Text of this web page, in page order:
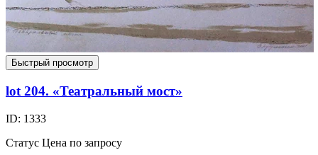
Быстрый просмотр
lot 204. «Театральный мост»
ID: 1333
Статус Цена по запросу